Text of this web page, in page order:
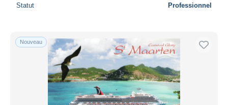
Appliquer
Statut Professionnel
Nouveau